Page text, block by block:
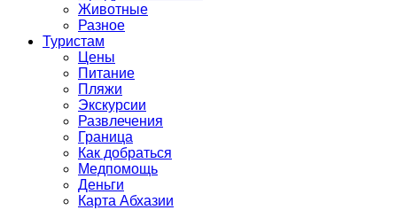
Животные
Разное
Туристам
Цены
Питание
Пляжи
Экскурсии
Развлечения
Граница
Как добраться
Медпомощь
Деньги
Карта Абхазии